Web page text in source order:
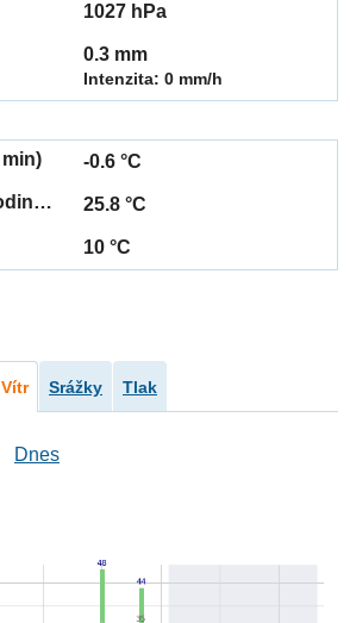
1027 hPa
0.3 mm
Intenzita: 0 mm/h
-0.6 °C
25.8 °C
10 °C
Vítr Srážky Tlak
Dnes